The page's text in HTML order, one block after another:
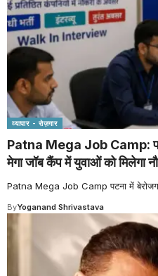
व्यापार - रोज़गार
Patna Mega Job Camp:
मेगा जॉब कैंप में युवाओं को मिलेगा
Patna Mega Job Camp पटना में
ByYoganand Shrivastava